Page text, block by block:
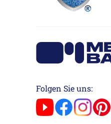
Folgen Sie uns: